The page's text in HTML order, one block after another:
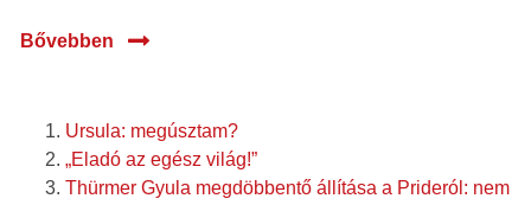
Bővebben
Ursula: megúsztam?
„Eladó az egész világ!”
Thürmer Gyula megdöbbentő állítása a Prideról: nem